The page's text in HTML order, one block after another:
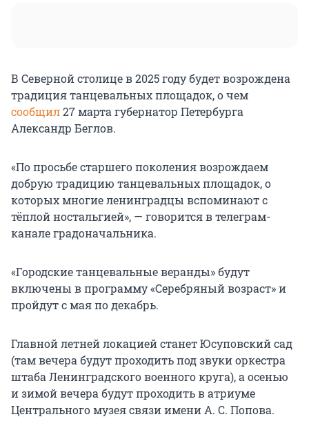
В Северной столице в 2025 году будет возрождена
традиция танцевальных площадок, о чем
сообщил27 марта губернатор Петербурга
Александр Беглов.
«По просьбе старшего поколения возрождаем
добрую традицию танцевальных площадок, о
которых многие ленинградцы вспоминают с
тёплой ностальгией», — говорится в телеграм-
канале градоначальника.
«Городские танцевальные веранды» будут
включены в программу «Серебряный возраст» и
пройдут с мая по декабрь.
Главной летней локацией станет Юсуповский сад
(там вечера будут проходить под звуки оркестра
штаба Ленинградского военного круга), а осенью
и зимой вечера будут проходить в атриуме
Центрального музея связи имени А. С. Попова.